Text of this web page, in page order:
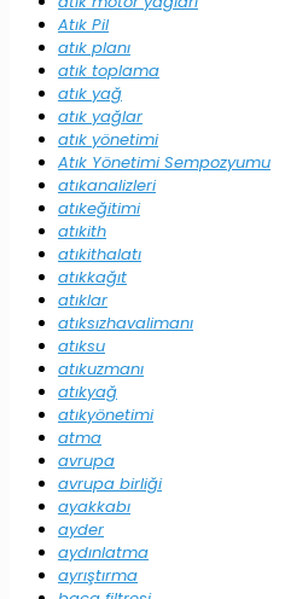
Atık Pil
atık planı
atık toplama
atık yağ
atık yağlar
atık yönetimi
Atık Yönetimi Sempozyumu
atıkanalizleri
atıkeğitimi
atıkith
atıkithalatı
atıkkağıt
atıklar
atıksızhavalimanı
atıksu
atıkuzmanı
atıkyağ
atıkyönetimi
atma
avrupa
avrupa birliği
ayakkabı
ayder
aydınlatma
ayrıştırma